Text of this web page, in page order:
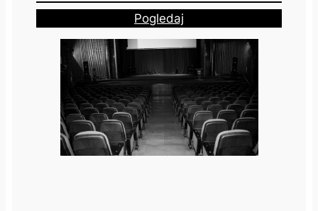
Pogledaj